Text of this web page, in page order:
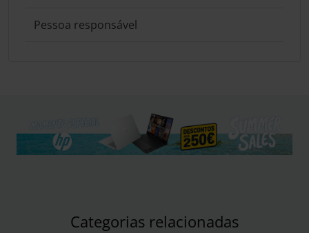
Pessoa responsável
Categorias relacionadas